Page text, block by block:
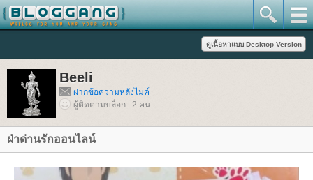
Beeli
ฝากข้อความหลังไมค์
ผู้ติดตามบล็อก : 2 คน
ฝ่าด่านรักออนไลน์